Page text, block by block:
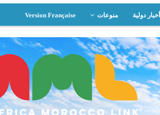
أخبار دولية منوعات Version Française